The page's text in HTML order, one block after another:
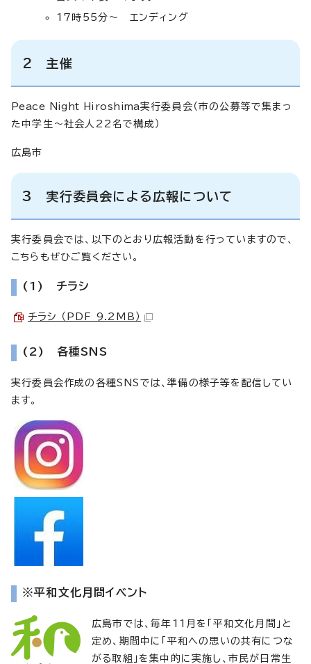
17時55分～ エンディング
2 主催
Peace Night Hiroshima実行委員会（市の公募等で集まっ
た中学生～社会人22名で構成）
広島市
3 実行委員会による広報について
実行委員会では、以下のとおり広報活動を行っていますので、
こちらもぜひご覧ください。
(1) チラシ
チラシ （PDF 9.2MB）
(2) 各種SNS
実行委員会作成の各種SNSでは、準備の様子等を配信してい
ます。
※平和文化月間イベント
広島市では、毎年11月を「平和文化月間」と
定め、期間中に「平和への思いの共有につな
がる取組」を集中的に実施し、市民が日常生